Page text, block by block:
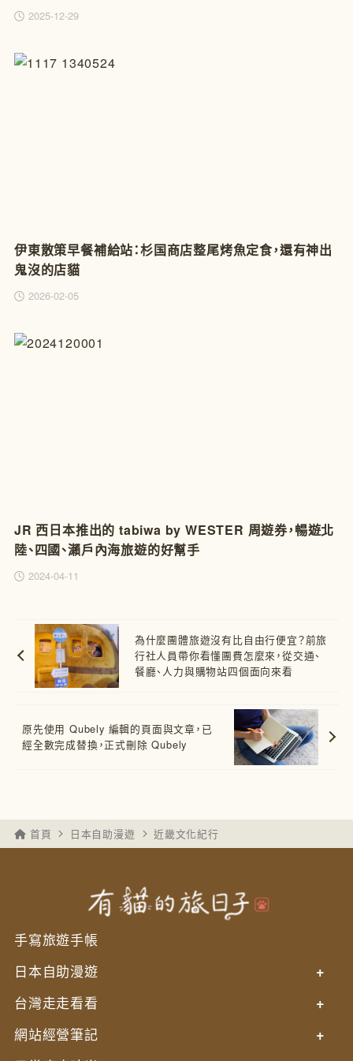
2025-12-29
伊東散策早餐補給站：杉国商店整尾烤魚定食，還有神出
鬼沒的店貓
2026-02-05
JR 西日本推出的 tabiwa by WESTER 周遊券，暢遊北
陸、四國、瀨戶內海旅遊的好幫手
2024-04-11
為什麼團體旅遊沒有比自由行便宜？前旅
行社人員帶你看懂團費怎麼來，從交通、
餐廳、人力與購物站四個面向來看
原先使用 Qubely 編輯的頁面與文章，已
經全數完成替換，正式刪除 Qubely
首頁 日本自助漫遊 近畿文化紀行
手寫旅遊手帳
+
日本自助漫遊
+
台灣走走看看
+
網站經營筆記